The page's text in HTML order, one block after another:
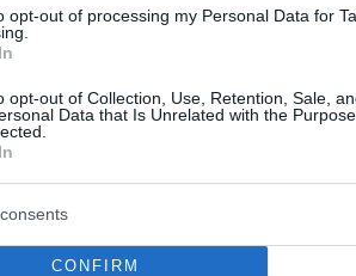
opt-out of processing my Personal Data for
opt-out of Collection, Use, Retention, Sale,
Data that Is Unrelated with the
CONFIRM
το εγχείρημα
και χωρικές εμπειρίες των
τα ευρύτερα κοινωνικά και
που διαμορφώνουν την
πολιτική